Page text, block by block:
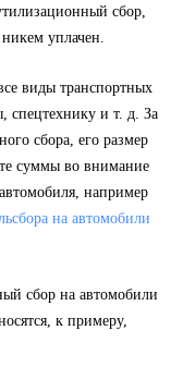
сбор,
уплачен.
виды транспортных
спецтехнику и т. д. За
сбора, его размер
суммы во внимание
например
на автомобили
сбор на автомобили
к примеру,